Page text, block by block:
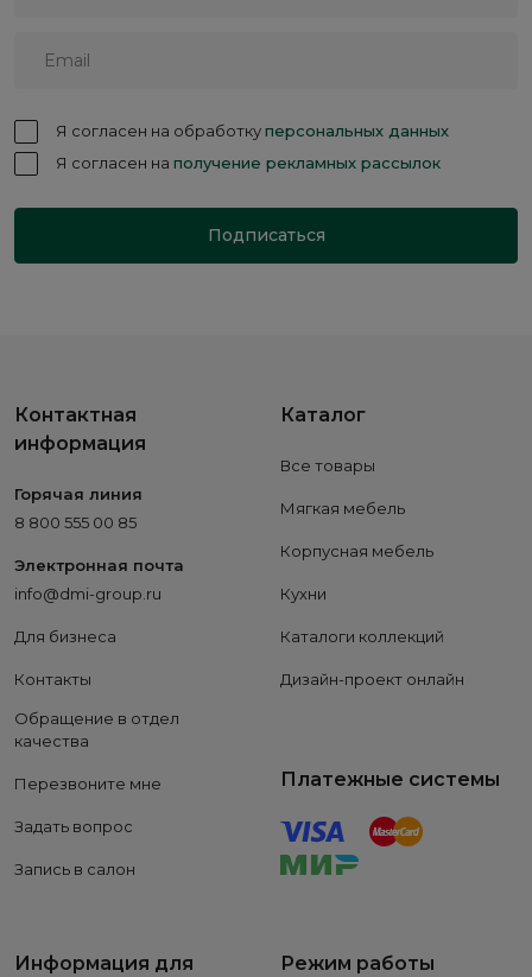
Я согласен на обработкуперсональных данных
Я согласен на получение рекламных рассылок
Подписаться
Контактная
информация
Горячая линия
8 800 555 00 85
Электронная почта
info@dmi-group.ru
Для бизнеса
Контакты
Обращение в отдел
качества
Перезвоните мне
Задать вопрос
Запись в салон
Каталог
Все товары
Мягкая мебель
Корпусная мебель
Кухни
Каталоги коллекций
Дизайн-проект онлайн
Платежные системы
Информация для
Режим работы